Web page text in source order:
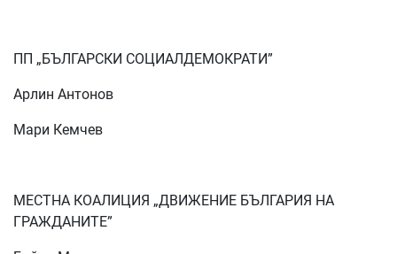
ПП „БЪЛГАРСКИ СОЦИАЛДЕМОКРАТИ”
Арлин Антонов
Мари Кемчев
МЕСТНА КОАЛИЦИЯ „ДВИЖЕНИЕ БЪЛГАРИЯ НА
ГРАЖДАНИТЕ”